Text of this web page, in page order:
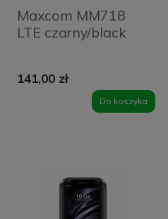
Maxcom MM718
LTE czarny/black
141,00 zł
Do koszyka